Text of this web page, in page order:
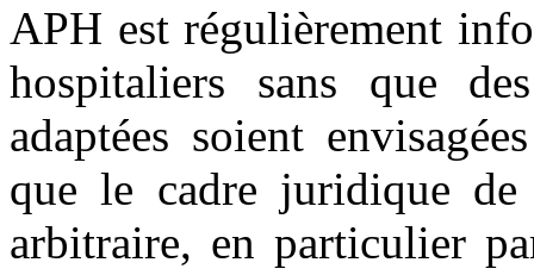
APH est régulièrement
hospitaliers sans que
adaptées soient
que le cadre juridique de
arbitraire, en particulier